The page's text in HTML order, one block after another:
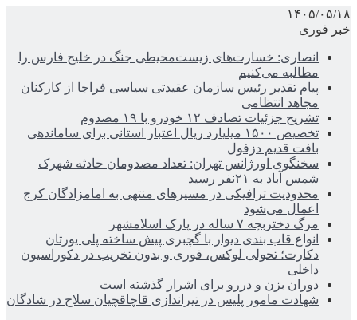
۱۴۰۵/۰۵/۱۸
خبر فوری
انصاری: خسارت‌های زیست‌محیطی جنگ در خلیج فارس را
مطالبه‌ می‌کنیم
پیام تقدیر رئیس سازمان عقیدتی سیاسی فراجا از کارکنان
مجاهد انتظامی
تشریح جزئیات تصادف ۱۲ خودرو با ۱۹ مصدوم
تخصیص ۱۵۰۰ میلیارد ریال اعتبار استانی برای ساماندهی
بافت قدیم دزفول
سخنگوی اورژانس تهران: تعداد مصدومان حادثه شهرک
شمس آباد به ۲۱نفر رسید
محدودیت ترافیکی در مسیرهای منتهی به امامزادگان کرج
اعمال می‌شود
مرگ دختربچه ۷ ساله در پارک اسلامشهر
انواع قاب بندی دیوار با گچبری پیش ساخته پلی یورتان
دکارت؛ تحولی لوکس، فوری و بدون تخریب در دکوراسیون
داخلی
دوران بزن و دررو برای اشرار گذشته است
شهادت مامور پلیس در تیراندازی قاچاقچیان سلاح در شادگان